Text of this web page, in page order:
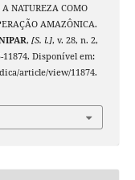
NATUREZA COMO
AMAZÔNICA.
, [S. l.], v. 28, n. 2,
11874. Disponível em:
article/view/11874.